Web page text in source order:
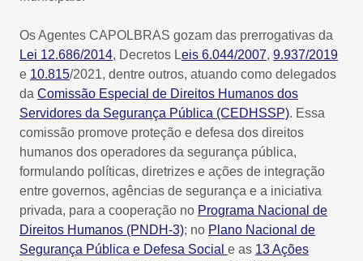
Os Agentes CAPOLBRAS gozam das prerrogativas da
Lei 12.686/2014, Decretos Leis 6.044/2007, 9.937/2019
e 10.815/2021, dentre outros, atuando como delegados
da Comissão Especial de Direitos Humanos dos
Servidores da Segurança Pública (CEDHSSP). Essa
comissão promove proteção e defesa dos direitos
humanos dos operadores da segurança pública,
formulando políticas, diretrizes e ações de integração
entre governos, agências de segurança e a iniciativa
privada, para a cooperação no Programa Nacional de
Direitos Humanos (PNDH-3); no Plano Nacional de
Segurança Pública e Defesa Social e as 13 Ações